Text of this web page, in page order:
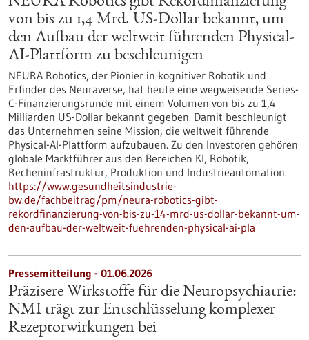
von bis zu 1,4 Mrd. US-Dollar bekannt, um
den Aufbau der weltweit führenden Physical-
AI-Plattform zu beschleunigen
NEURA Robotics, der Pionier in kognitiver Robotik und
Erfinder des Neuraverse, hat heute eine wegweisende Series-
C-Finanzierungsrunde mit einem Volumen von bis zu 1,4
Milliarden US-Dollar bekannt gegeben. Damit beschleunigt
das Unternehmen seine Mission, die weltweit führende
Physical-AI-Plattform aufzubauen. Zu den Investoren gehören
globale Marktführer aus den Bereichen KI, Robotik,
Recheninfrastruktur, Produktion und Industrieautomation.
https://www.gesundheitsindustrie-
bw.de/fachbeitrag/pm/neura-robotics-gibt-
rekordfinanzierung-von-bis-zu-14-mrd-us-dollar-bekannt-um-
den-aufbau-der-weltweit-fuehrenden-physical-ai-pla
Pressemitteilung - 01.06.2026
Präzisere Wirkstoffe für die Neuropsychiatrie:
NMI trägt zur Entschlüsselung komplexer
Rezeptorwirkungen bei